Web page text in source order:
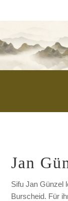
Jan
Sifu Jan Günzel
Burscheid. Für